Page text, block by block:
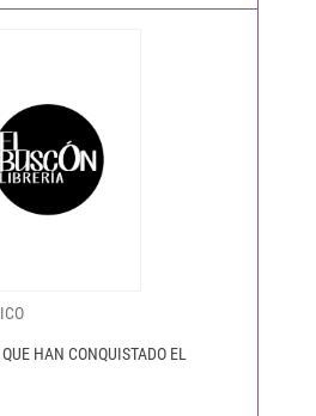
HAN CONQUISTADO EL